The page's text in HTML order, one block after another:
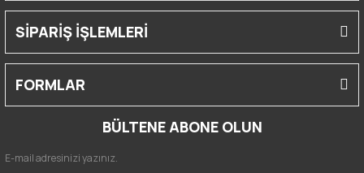
SİPARİŞ İŞLEMLERİ
FORMLAR
BÜLTENE ABONE OLUN